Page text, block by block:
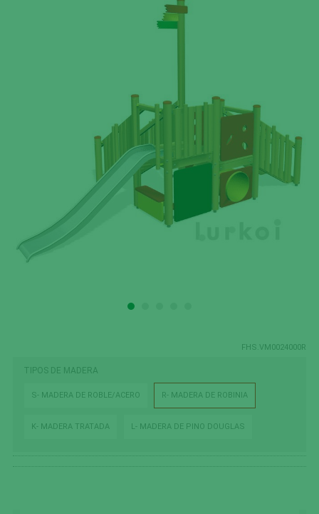
FHS.VM0024000R
TIPOS DE MADERA
S- MADERA DE ROBLE/ACERO R- MADERA DE ROBINIA
K- MADERA TRATADA L- MADERA DE PINO DOUGLAS